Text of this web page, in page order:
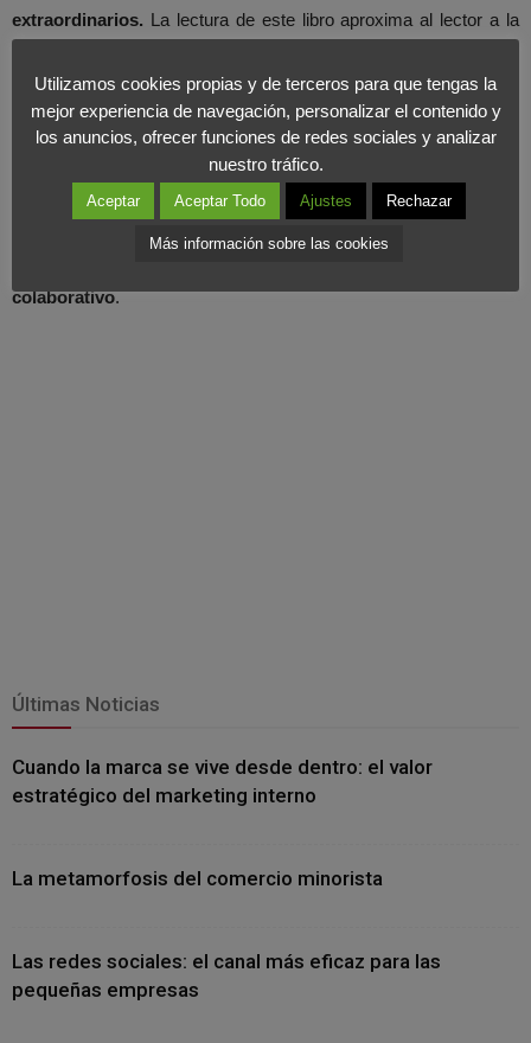
extraordinarios. La lectura de este libro aproxima al lector a la
relacionarnos con los demás.
En este manual encontramos los últimosdescubrimientos
sobre el cambio de mentalidady la evolución en la obtención de
resultados, los secretos del trabajo en equipo exitoso a través de
. Se trata de la
guía idónea para la creación de
colaborativo.
Últimas Noticias
Cuando la marca se vive desde dentro: el valor
estratégico del marketing interno
La metamorfosis del comercio minorista
Las redes sociales: el canal más eficaz para las
pequeñas empresas
Utilizamos cookies propias y de terceros para que tengas la
mejor experiencia de navegación, personalizar el contenido y
los anuncios, ofrecer funciones de redes sociales y analizar
nuestro tráfico.
Aceptar Aceptar Todo Ajustes Rechazar
Más información sobre las cookies